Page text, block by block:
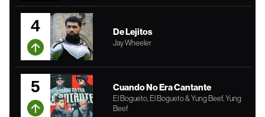
4 De Lejitos
Jay Wheeler
5 Cuando No Era Cantante
El Bogueto, El Bogueto & Yung Beef, Yung
Beef